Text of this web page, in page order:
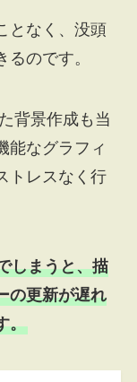
となく、没頭
のです。
背景作成も当
能なグラフィ
トレスなく行
しまうと、描
の更新が遅れ
。